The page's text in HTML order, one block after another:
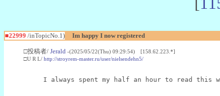
■22999 /inTopicNo.1) Im happy I now registered
□投稿者/ Jerald -(2025/05/22(Thu) 09:29:54) [158.62.223.*]
□U R L/ http://stroyrem-master.ru/user/nielsendehn5/
I always spent my half an hour to read